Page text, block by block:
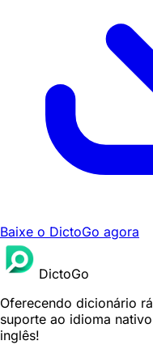
Baixe o DictoGo agora
DictoGo
Oferecendo dicionário
suporte ao idioma
inglês!